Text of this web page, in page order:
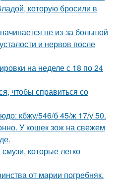
которую бросили в
не из-за большой
и нервов после
на неделе с 18 по 24
чтобы справиться со
кбжу/546/б 45/ж 17/у 50.
У кошек зож на свежем
которые легко
от марии погребняк.